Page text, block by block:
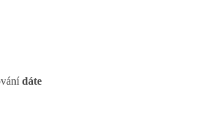
dáte